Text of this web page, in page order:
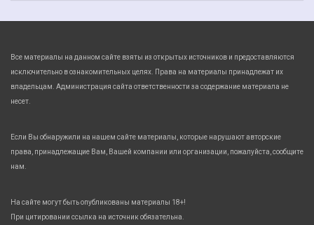
Все материалы на данном сайте взяты из открытых источников и предоставляются
исключительно в ознакомительных целях. Права на материалы принадлежат их
владельцам. Администрация сайта ответственности за содержание материала не
несет.
Если Вы обнаружили на нашем сайте материалы, которые нарушают авторские
права, принадлежащие Вам, Вашей компании или организации, пожалуйста, сообщите
нам.
На сайте могут быть опубликованы материалы 18+!
При цитировании ссылка на источник обязательна.